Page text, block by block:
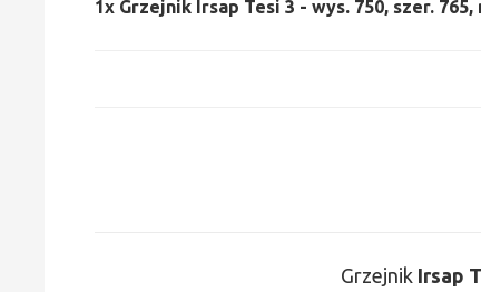
1x Grzejnik Irsap Tesi 3 - wys. 750, szer. 765,
Grzejnik Irsap